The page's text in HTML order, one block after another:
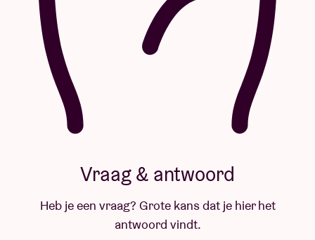
Vraag & antwoord
Heb je een vraag? Grote kans dat je hier het
antwoord vindt.